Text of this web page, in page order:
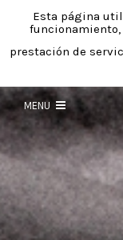
MENU
Esta página
funcionamiento,
prestación de